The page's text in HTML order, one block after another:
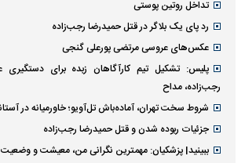
تداخل روتین پوستی
رد پای یک بلاگر در قتل حمیدرضا رجب‌زاده
عکس‌های عروسی مرتضی پورعلی گنجی
پلیس: تشکیل تیم کارآگاهان زبده برای دستگیری
رجب‌زاده، مداح
شروط سخت تهران، آماده‌باش تل‌آویو؛ خاورمیانه در
جزئیات ربوده شدن و قتل حمیدرضا رجب‌زاده
ببینید| پزشکیان: مهمترین نگرانی من، معیشت و